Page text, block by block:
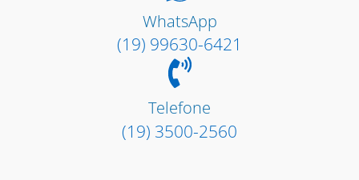
WhatsApp
(19) 99630-6421
Telefone
(19) 3500-2560